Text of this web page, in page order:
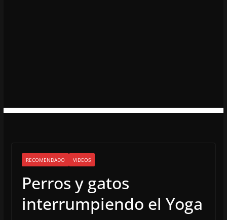
RECOMENDADO VIDEOS
Perros y gatos
interrumpiendo el Yoga